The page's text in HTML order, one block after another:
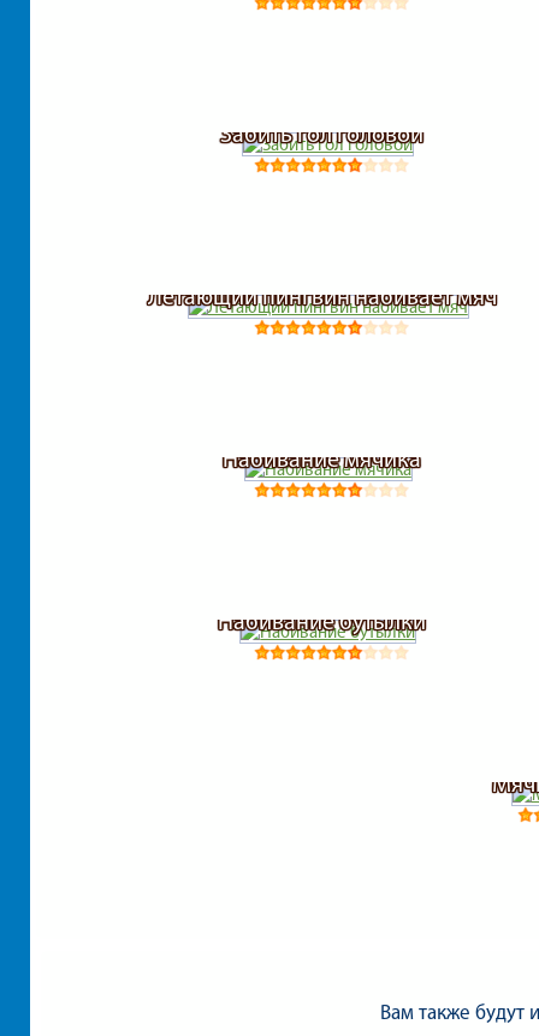
Забить гол головой
Летающий пингвин набивает мяч
Набивание мячика
Набивание бутылки
Вам также будут